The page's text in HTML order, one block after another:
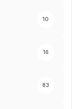
10
16
83